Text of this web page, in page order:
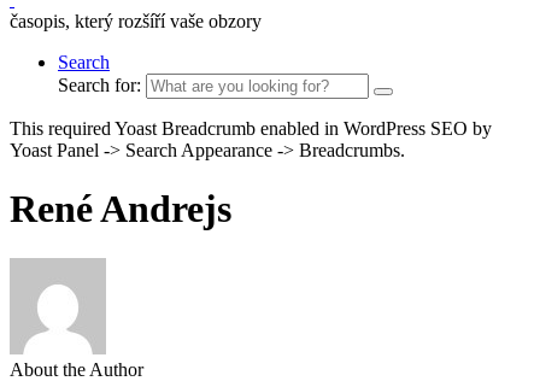
časopis, který rozšíří vaše obzory
Search
Search for:
This required Yoast Breadcrumb enabled in WordPress SEO by
Yoast Panel -> Search Appearance -> Breadcrumbs.
René Andrejs
About the Author